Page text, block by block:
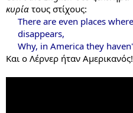
κυρία τους στίχους:
There are even places
disappears,
Why, in America they
Και ο Λέρνερ ήταν Αμερικανός!